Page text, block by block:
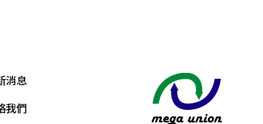
消息
我們